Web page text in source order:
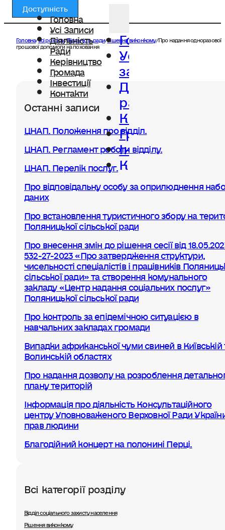
Головна
Усі Записи
Діяльність
Ради
Керівництво
Громада
Інвестиції
Контакти
Головна
Усі
записи
Діяльність
ради
Керівництво
Громада
Інвестиції
Контакти
Доступність
Головна/Усі розділи/Діяльність ради/Рішення виконкому/Про надання одноразової
грошової допомоги на поховання
Останні записи
ЦНАП. Положення про відділ.
ЦНАП. Регламент роботи відділу.
ЦНАП. Перелік послуг.
Про відповідальну особу за оприлюднення
даних
Про встановлення туристичного збору на
Поляницької сільської ради
Про внесення змін до рішення сесії від
532-27-2023 «Про затвердження структури,
чисельності спеціалістів і працівників
сільської ради» та створення комунального
закладу «Центр надання соціальних послуг»
Поляницької сільської ради
Про контроль за епідемічною ситуацією в
навчальних закладах громади
Випадки африканської чуми свиней в Київській
Волинській областях
Про надання дозволу на розроблення
плану територій
Інформація про діяльність Консультаційного
центру Уповноваженого Верховної Ради
прав людини
Благодійний концерт на полонині Перці.
Всі категорії розділу
Відділ соціального захисту населення
Рішення виконкому